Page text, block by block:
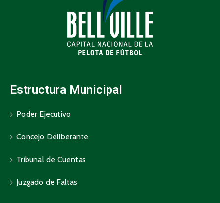
Estructura Municipal
Poder Ejecutivo
Concejo Deliberante
Tribunal de Cuentas
Juzgado de Faltas